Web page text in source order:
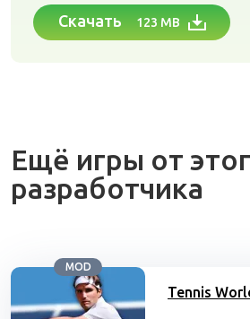
Скачать 123 MB
Ещё игры от
разработчика
MOD
Tennis